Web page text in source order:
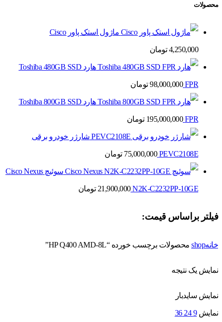
محصولات
ماژول استک پاور Cisco
4,250,000 تومان
هارد Toshiba 480GB SSD
FPR
98,000,000 تومان
هارد Toshiba 800GB SSD
FPR
195,000,000 تومان
شارژر خودرو برقی
PEVC2108E
75,000,000 تومان
سوئیچ Cisco Nexus
N2K-C2232PP-10GE
21,900,000 تومان
فیلتر براساس قیمت:
خانهshop محصولات برچسب خورده “HP Q400 AMD-8L”
نمایش یک نتیجه
نمایش سایدبار
نمایش 9
24
36